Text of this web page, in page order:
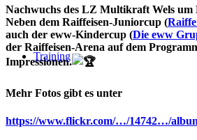
Training
Nachwuchs des LZ Multikraft Wels um
Neben dem Raiffeisen-Juniorcup (
auch der eww-Kindercup (Die eww
der Raiffeisen-Arena auf dem
Impressionen.
Mehr Fotos gibt es unter
https://www.flickr.com/…/14742…/